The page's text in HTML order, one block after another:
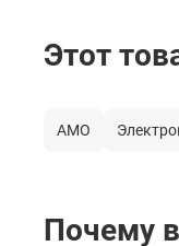
Клавиатура
Элементы
Функции
Этот
AMO
Почему